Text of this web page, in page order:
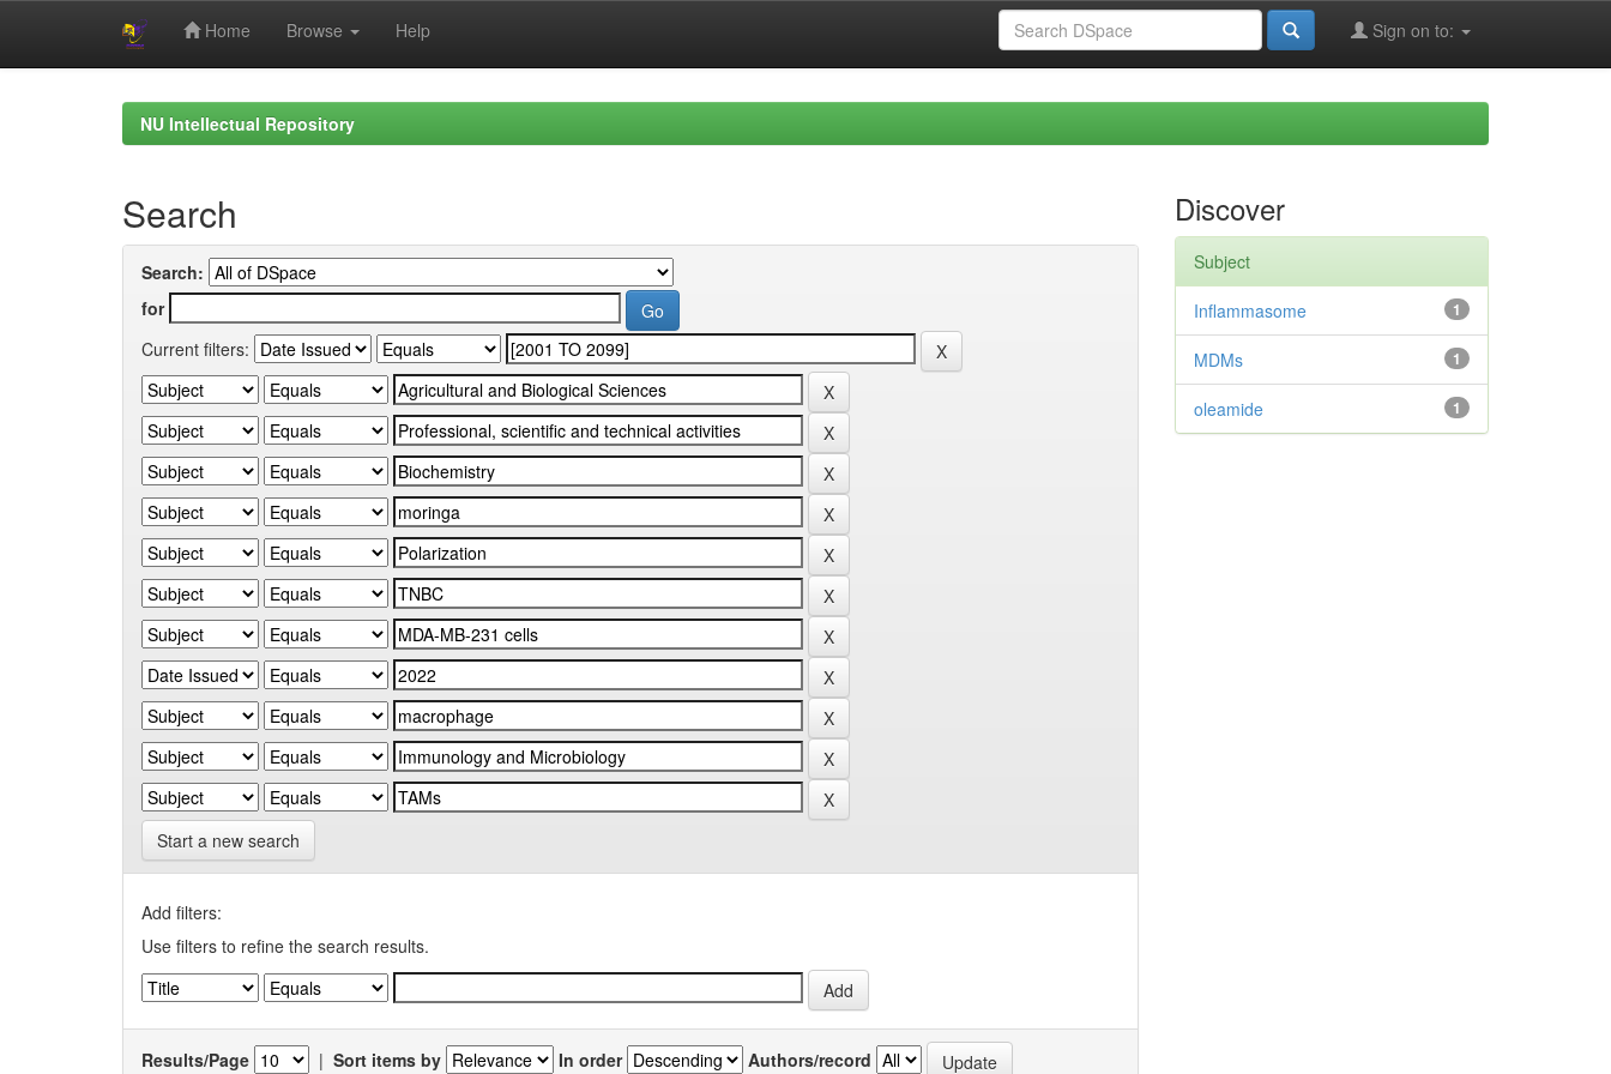
Home Browse Help Sign on to:
NU Intellectual Repository
Search
Search:
for
Current filters:
Start a new search
Add filters:
Use filters to refine the search results.
Results/Page | Sort items by In order Authors/record
Discover
Subject
1
Inflammasome
1
MDMs
1
oleamide